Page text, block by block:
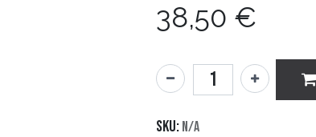
38,50 €
SKU: N/A